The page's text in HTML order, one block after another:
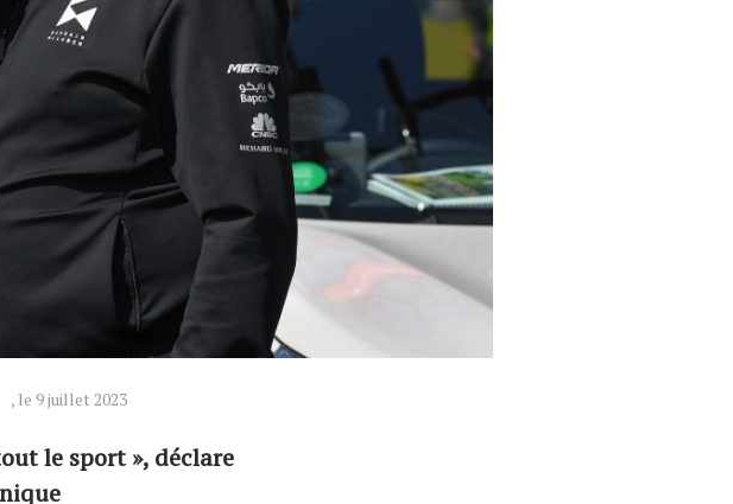
, le 9 juillet 2023
le sport », déclare